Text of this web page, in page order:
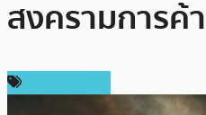
สงครามการค้า